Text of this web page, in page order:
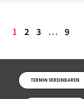
1 2 3 … 9
TERMIN VEREINBAREN